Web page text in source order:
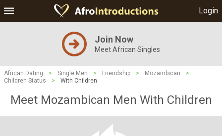
Login
Join Now
Meet African Singles
African Dating > Single Men > Friendship > Mozambican
>
Children Status
> With Children
Meet Mozambican Men With Children